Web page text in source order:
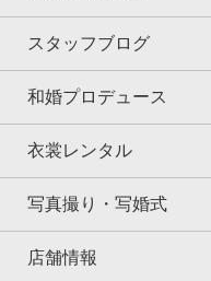
スタッフブログ
和婚プロデュース
衣裳レンタル
写真撮り・写婚式
店舗情報